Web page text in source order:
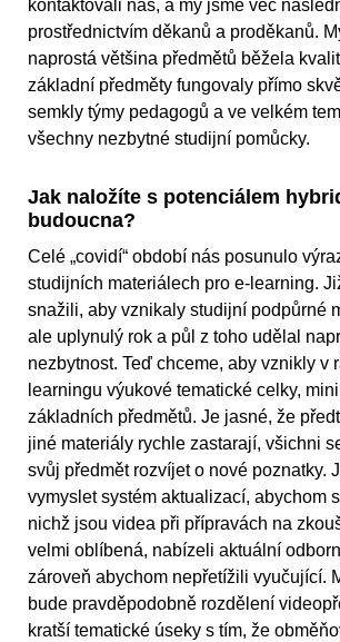
kontaktovali nás, a my jsme věc
prostřednictvím děkanů a proděkanů.
naprostá většina předmětů běžela
základní předměty fungovaly přímo
semkly týmy pedagogů a ve velkém
všechny nezbytné studijní pomůcky.
Jak naložíte s potenciálem
budoucna?
Celé „covidí“ období nás posunulo
studijních materiálech pro e-learning.
snažili, aby vznikaly studijní podpůrné
ale uplynulý rok a půl z toho udělal
nezbytnost. Teď chceme, aby vznikly v
learningu výukové tematické celky,
základních předmětů. Je jasné, že
jiné materiály rychle zastarají, všichni
svůj předmět rozvíjet o nové poznatky.
vymyslet systém aktualizací, abychom
nichž jsou videa při přípravách na
velmi oblíbená, nabízeli aktuální
zároveň abychom nepřetížili vyučující.
bude pravděpodobně rozdělení
kratší tematické úseky s tím, že